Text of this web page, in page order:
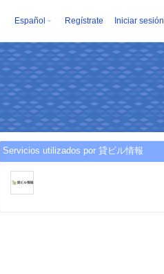
Español Regístrate Iniciar sesión
Servicios utilizados por 貸ビル情報